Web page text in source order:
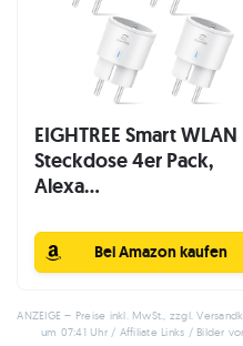
EIGHTREE Smart WLAN
Steckdose 4er Pack,
Alexa...
Bei Amazon kaufen
ANZEIGE – Preise inkl. MwSt., zzgl.
um 07:41 Uhr / Affiliate Links / Bilder